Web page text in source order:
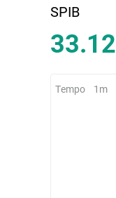
SPIB
33.12
Tempo 1m